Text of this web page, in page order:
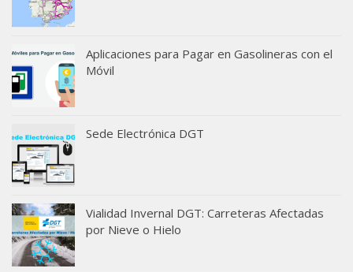
Aplicaciones para Pagar en Gasolineras con el
Móvil
Sede Electrónica DGT
Vialidad Invernal DGT: Carreteras Afectadas
por Nieve o Hielo